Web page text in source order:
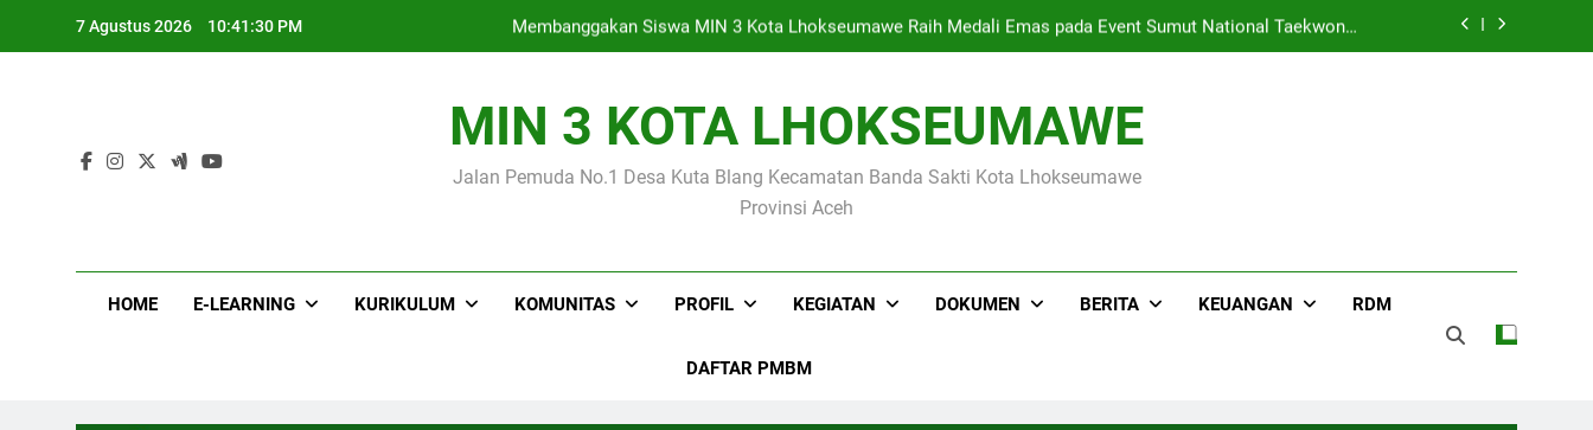
7 Agustus 2026 10:41:31 PM
Membanggakan Siswa MIN 3 Kota Lhokseumawe Raih Medali Emas pada Event Sumut National Taekwondo
Empat Siswa MIN 3 Kota Lhokseumawe Lolos ke OSN Tingkat Provinsi Aceh 2026
Kegiatan Supervisi Tenaga Kependidikan Tahap I Oleh Kantor Kementerian Agama Kota Lhokseumawe
MIN 3 KOTA LHOKSEUMAWE
Jalan Pemuda No.1 Desa Kuta Blang Kecamatan Banda Sakti Kota Lhokseumawe
Provinsi Aceh
HOME E-LEARNING KURIKULUM KOMUNITAS PROFIL KEGIATAN DOKUMEN BERITA KEUANGAN RDM
DAFTAR PMBM